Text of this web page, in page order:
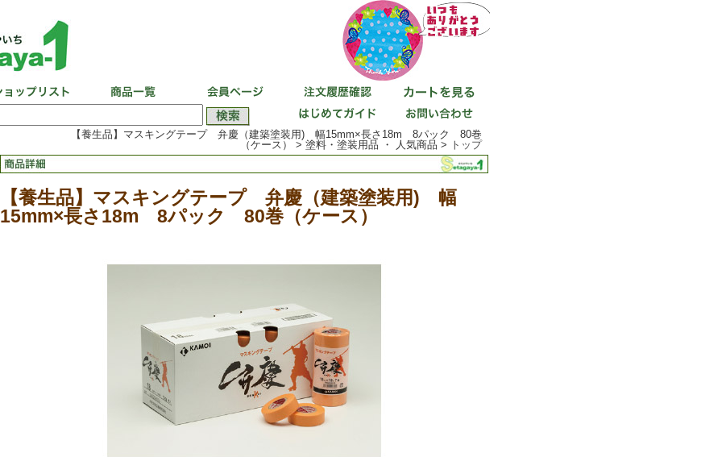
【養生品】マスキングテープ 弁慶（建築塗装用) 幅15mm×長さ18m 8パック 80巻
（ケース） > 塗料・塗装用品 ・ 人気商品 > トップ
【養生品】マスキングテープ 弁慶（建築塗装用) 幅
15mm×長さ18m 8パック 80巻（ケース）